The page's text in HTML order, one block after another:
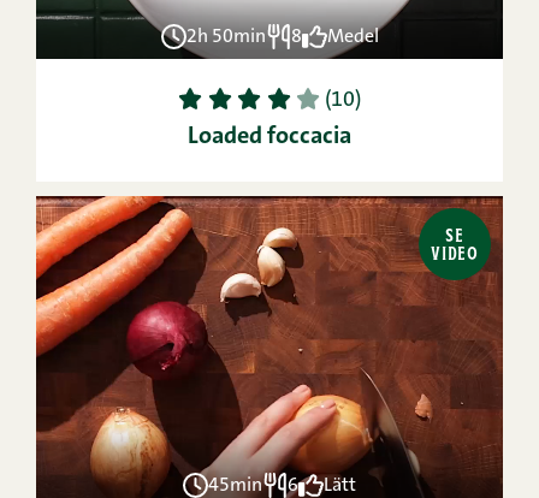
2h 50min 8 Medel
1 2 3 4 5 (10)
Loaded foccacia
SE
VIDEO
45min 6 Lätt